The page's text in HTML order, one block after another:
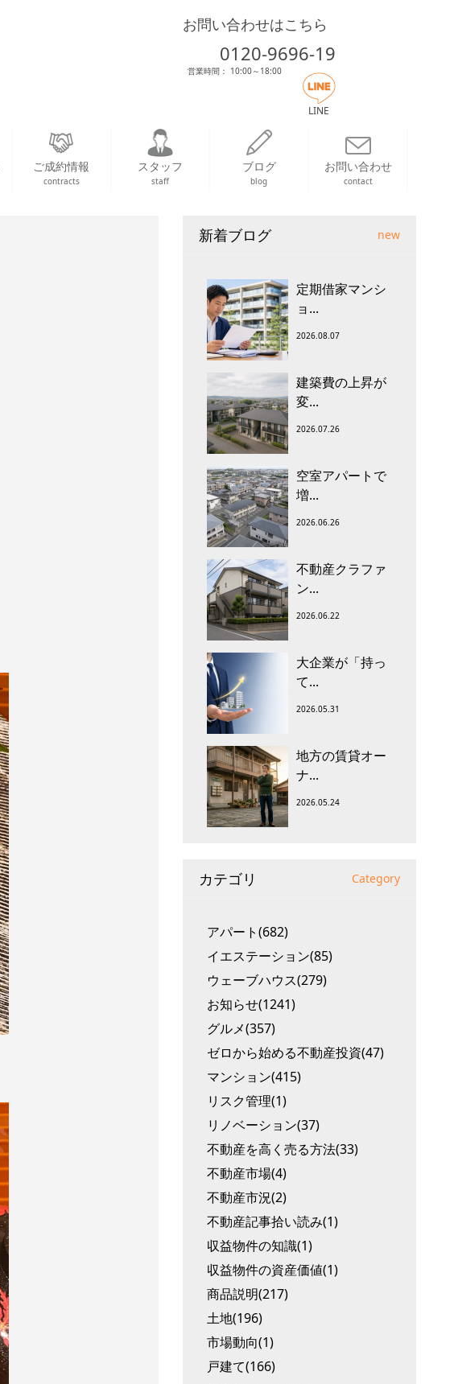
お問い合わせはこちら
0120-9696-19
営業時間： 10:00～18:00
LINE
ご成約情報
contracts
スタッフ
staff
ブログ
blog
お問い合わせ
contact
新着ブログ new
定期借家マンシ
ョ...
2026.08.07
建築費の上昇が
変...
2026.07.26
空室アパートで
増...
2026.06.26
不動産クラファ
ン...
2026.06.22
大企業が「持っ
て...
2026.05.31
地方の賃貸オー
ナ...
2026.05.24
カテゴリ Category
アパート(682)
イエステーション(85)
ウェーブハウス(279)
お知らせ(1241)
グルメ(357)
ゼロから始める不動産投資(47)
マンション(415)
リスク管理(1)
リノベーション(37)
不動産を高く売る方法(33)
不動産市場(4)
不動産市況(2)
不動産記事拾い読み(1)
収益物件の知識(1)
収益物件の資産価値(1)
商品説明(217)
土地(196)
市場動向(1)
戸建て(166)